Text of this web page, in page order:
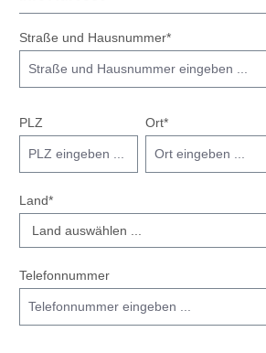
Straße und Hausnummer*
PLZ Ort*
Land*
Telefonnummer